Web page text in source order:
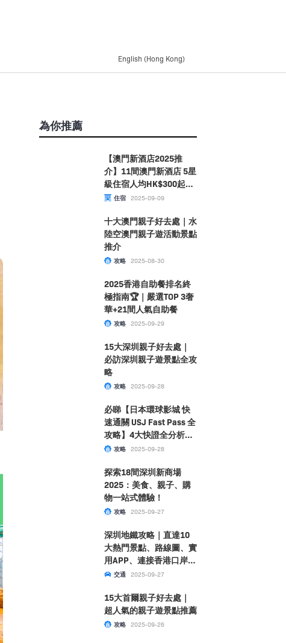
English (Hong Kong)
為你推薦
【澳門新酒店2025推
介】11間澳門新酒店 5星
級住宿人均HK$300起｜
W酒店／上葡京／LINE
住宿 2025-09-09
十大澳門親子好去處｜水
陸空澳門親子遊活動景點
推介
攻略 2025-08-30
2025香港自助餐排名終
極指南🏆｜嚴選TOP 3奢
華+21間人氣自助餐
攻略 2025-09-29
15大深圳親子好去處｜
必訪深圳親子遊景點全攻
略
攻略 2025-09-28
必睇【日本環球影城 快
速通關 USJ Fast Pass 全
攻略】4大快證全分析！
附購票及選擇指南大公
攻略 2025-09-28
探索18間深圳新商場
2025：美食、親子、購
物一站式體驗！
攻略 2025-09-27
深圳地鐵攻略｜直達10
大熱門景點、路線圖、實
用APP、連接香港口岸一
文睇清！
交通 2025-09-27
15大首爾親子好去處｜
超人氣的親子遊景點推薦
攻略 2025-09-26